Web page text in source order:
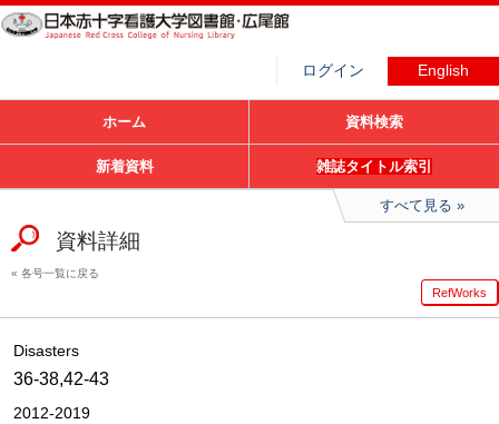
ログイン English
ホーム 資料検索
新着資料 雑誌タイトル索引
すべて見る
資料詳細
各号一覧に戻る
RefWorks
Disasters
36-38,42-43
2012-2019